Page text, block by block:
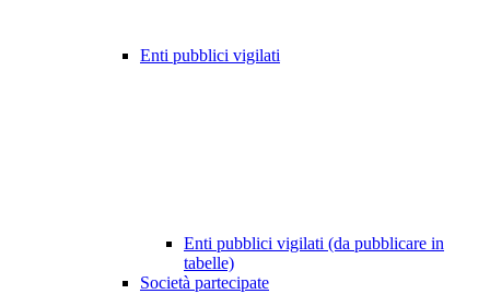
Enti pubblici vigilati
Enti pubblici vigilati (da pubblicare in
tabelle)
Società partecipate